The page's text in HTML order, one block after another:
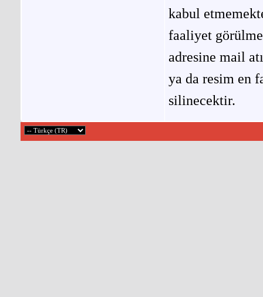
kabul
faaliyet
adresine mail
ya da resim en
silinecektir.